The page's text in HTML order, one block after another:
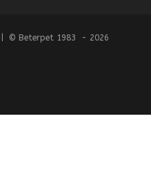
| © Beterpet 1983 - 2026